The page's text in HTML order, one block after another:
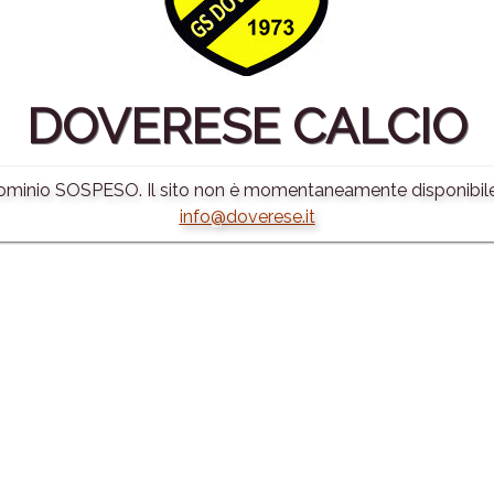
DOVERESE CALCIO
SOSPESO. Il sito non è momentaneamente
info@doverese.it